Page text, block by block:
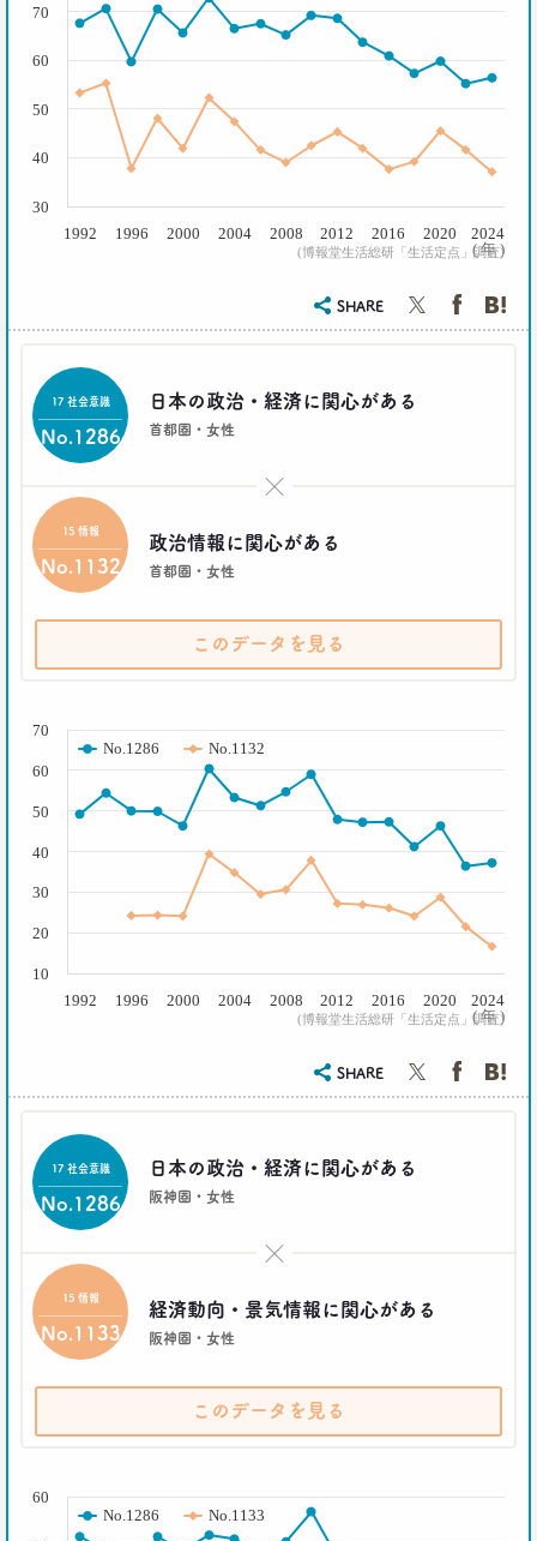
2019.08.28
日本人男性の｢寿司･ラーメン離れ｣
意外な実態
生活総研 上席研究員/コピーライター
前沢 裕文
2019.04.15
｢無趣味になっていく日本人｣の実態と背景事情
三矢正浩
2019.01.16
それでも｢現金派｣という男女3人が語る理由
三矢正浩
2018.11.20
一人立ち食いそばが平気な女性が増えたワケ
生活総研 上席研究員
｢WEBコンテンツは私の先生｣な時代
博報堂 第一プラニング局
崔 喜景
「答えを探さない」という使い方。
博報堂 第三プラニング局
｢もう欲しいモノなんてないよね～｣
茶色く染まる、日本の食卓
生活総研 上席研究員
夏山明美
スマホ時代の「偶然」との出会いかた
生活総研 研究員
十河瑠璃
トランプ勝利―自国第一・内向き志向はアメリカだ
け？
( 年 )
(博報堂生活総研「生活定点」調査)
1992 1996 2000 2004 2008 2012 2016 2020 2024
60
70
30
40
50
SHARE
日本の政治・経済に関心がある
首都圏・女性
17 社会意識
No.1286
政治情報に関心がある
首都圏・女性
15 情報
No.1132
このデータを見る
( 年 )
(博報堂生活総研「生活定点」調査)
No.1286 No.1132
1992 1996 2000 2004 2008 2012 2016 2020 2024
40
50
60
10
20
30
70
SHARE
日本の政治・経済に関心がある
阪神圏・女性
17 社会意識
No.1286
経済動向・景気情報に関心がある
阪神圏・女性
15 情報
No.1133
このデータを見る
No.1286 No.1133
60